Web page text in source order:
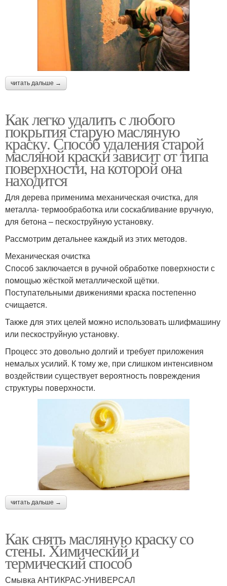
читать дальше →
Как легко удалить с любого
покрытия старую масляную
краску. Способ удаления старой
масляной краски зависит от типа
поверхности, на которой она
находится
Для дерева применима механическая очистка, для
металла- термообработка или соскабливание вручную,
для бетона – пескоструйную установку.
Рассмотрим детальнее каждый из этих методов.
Механическая очистка
Способ заключается в ручной обработке поверхности с
помощью жёсткой металлической щётки.
Поступательными движениями краска постепенно
счищается.
Также для этих целей можно использовать шлифмашину
или пескоструйную установку.
Процесс это довольно долгий и требует приложения
немалых усилий. К тому же, при слишком интенсивном
воздействии существует вероятность повреждения
структуры поверхности.
читать дальше →
Как снять масляную краску со
стены. Химический и
термический способ
Смывка АНТИКРАС-УНИВЕРСАЛ